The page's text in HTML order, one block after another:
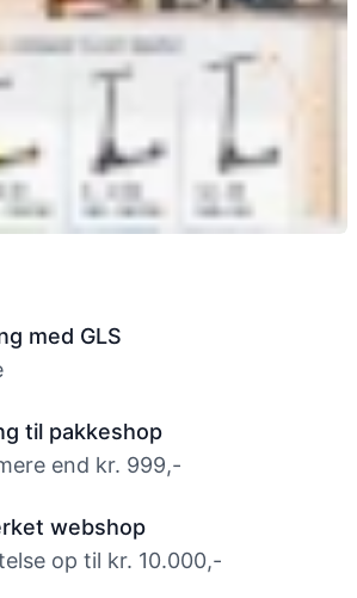
med GLS
til pakkeshop
end kr. 999,-
webshop
op til kr. 10.000,-